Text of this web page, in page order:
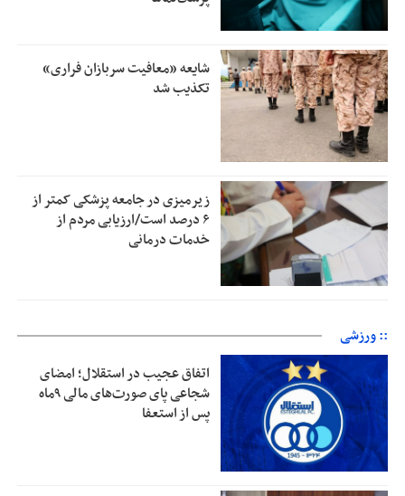
شایعه «معافیت سربازان فراری»
تکذیب شد
زیرمیزی در جامعه پزشکی کمتر از
۶ درصد است/ارزیابی مردم از
خدمات درمانی
:: ورزشی
اتفاق عجیب در استقلال؛ امضای
شجاعی پای صورت‌های مالی ٩ماه
پس از استعفا